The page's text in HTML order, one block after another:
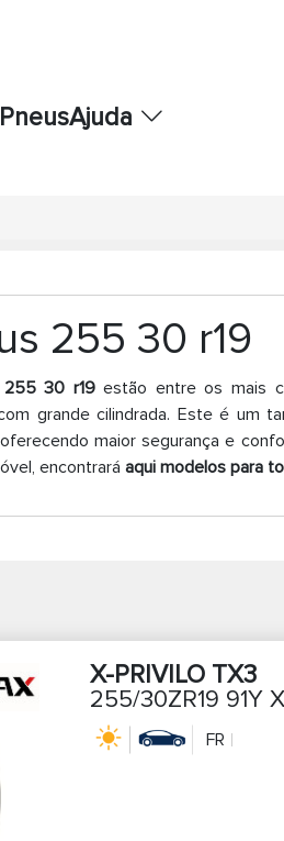
Ajuda
255 30 r19
255 30 r19estão entre os mais
grande cilindrada. Este é um
maior segurança e
encontrará aqui modelos para
X-PRIVILO TX3
255/30ZR19 91Y
FR